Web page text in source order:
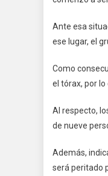
Ante esa
ese lugar, el
Como
el tórax, por
Al respecto,
de nueve
Además,
será peritado